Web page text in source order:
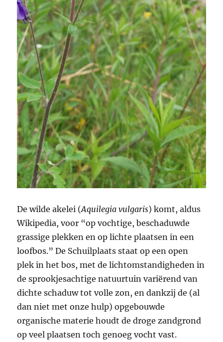
De wilde akelei (Aquilegia vulgaris) komt, aldus
Wikipedia, voor “op vochtige, beschaduwde
grassige plekken en op lichte plaatsen in een
loofbos.” De Schuilplaats staat op een open
plek in het bos, met de lichtomstandigheden in
de sprookjesachtige natuurtuin variërend van
dichte schaduw tot volle zon, en dankzij de (al
dan niet met onze hulp) opgebouwde
organische materie houdt de droge zandgrond
op veel plaatsen toch genoeg vocht vast.